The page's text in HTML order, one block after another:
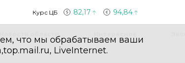
Курс ЦБ 82,17 94,84
что мы обрабатываем ваши
LiveInternet.